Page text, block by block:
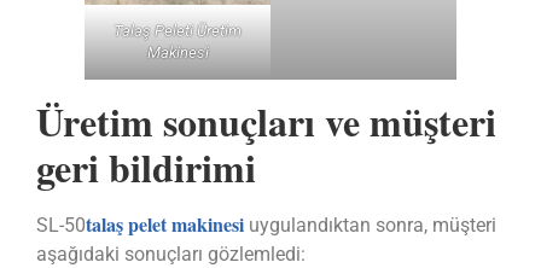
Talaş Peleti Üretim
Makinesi
Üretim sonuçları ve müşteri
geri bildirimi
SL-50talaş pelet makinesi uygulandıktan sonra, müşteri
aşağıdaki sonuçları gözlemledi: